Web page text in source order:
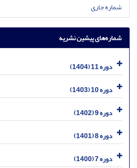
شماره جاری
شماره‌های پیشین نشریه
دوره 11 (1404)
دوره 10 (1403)
دوره 9 (1402)
دوره 8 (1401)
دوره 7 (1400)